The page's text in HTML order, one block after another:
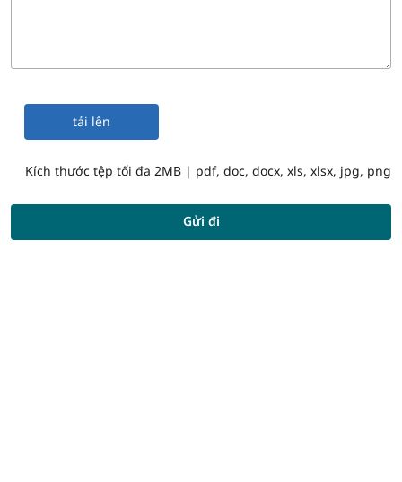
tải lên
Kích thước tệp tối đa 2MB | pdf, doc, docx, xls, xlsx, jpg, png